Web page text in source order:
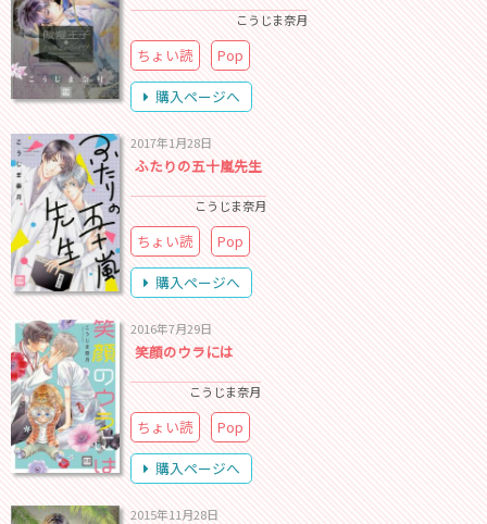
こうじま奈月
ちょい読
Pop
購入ページへ
2017年1月28日
ふたりの五十嵐先生
こうじま奈月
ちょい読
Pop
購入ページへ
2016年7月29日
笑顔のウラには
こうじま奈月
ちょい読
Pop
購入ページへ
2015年11月28日